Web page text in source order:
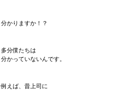
分かりますか！？
多分僕たちは
分かっていないんです。
例えば、昔上司に